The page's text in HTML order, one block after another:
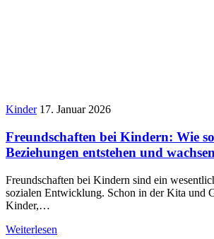
Kinder 17. Januar 2026
Freundschaften bei Kindern: Wie
Beziehungen entstehen und wachsen
Freundschaften bei Kindern sind ein
sozialen Entwicklung. Schon in der Kita und
Kinder,…
Weiterlesen